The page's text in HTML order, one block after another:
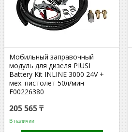
Мобильный заправочный
модуль для дизеля PIUSI
Battery Kit INLINE 3000 24V +
мех. пистолет 50л/мин
F00226380
205 565 ₸
В наличии